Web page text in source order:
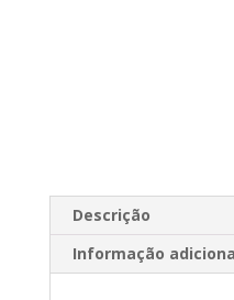
Descrição
Informação